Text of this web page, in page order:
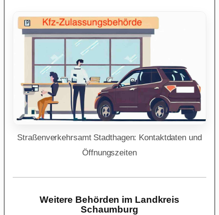
Straßenverkehrsamt Stadthagen: Kontaktdaten und
Öffnungszeiten
Weitere Behörden im Landkreis
Schaumburg